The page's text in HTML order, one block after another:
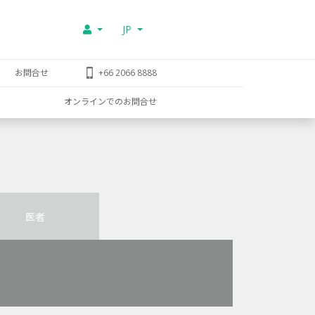
JP
お問合せ +66 2066 8888
オンラインでのお問合せ
医者